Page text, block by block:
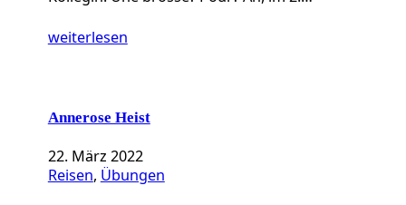
weiterlesen
Annerose Heist
22. März 2022
Reisen, Übungen